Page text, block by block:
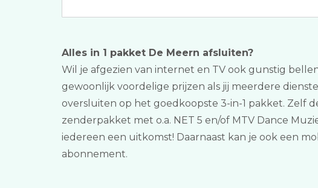
Alles in 1 pakket De Meern afsluiten?
Wil je afgezien van internet en TV ook gunstig
gewoonlijk voordelige prijzen als jij meerdere
oversluiten op het goedkoopste 3-in-1 pakket. Zelf
zenderpakket met o.a. NET 5 en/of MTV Dance
iedereen een uitkomst! Daarnaast kan je ook een
abonnement.